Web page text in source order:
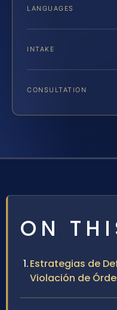
LANGUAGES
INTAKE
CONSULTATION
ON
Estrategias de
Violación de